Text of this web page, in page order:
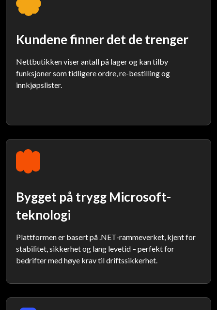
Kundene finner det de trenger
Nettbutikken viser antall på lager og kan tilby
funksjoner som tidligere ordre, re-bestilling og
innkjøpslister.
Bygget på trygg Microsoft-
teknologi
Plattformen er basert på .NET-rammeverket, kjent for
stabilitet, sikkerhet og lang levetid – perfekt for
bedrifter med høye krav til driftssikkerhet.